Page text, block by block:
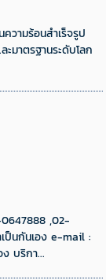
วามร้อนสำเร็จรูป
มาตรฐานระดับโลก
,02-
เป็นกันเอง e-mail :
บริกา...